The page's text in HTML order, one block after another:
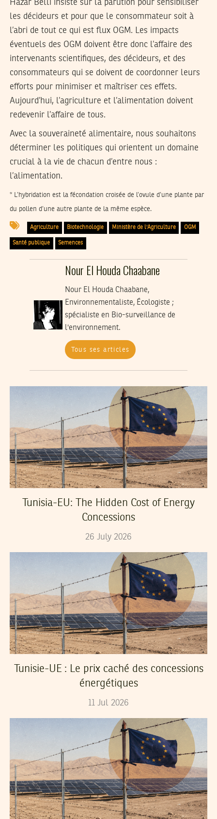
Hazar Belli insiste sur la parution pour sensibiliser
les décideurs et pour que le consommateur soit à
l’abri de tout ce qui est flux OGM. Les impacts
éventuels des OGM doivent être donc l’affaire des
intervenants scientifiques, des décideurs, et des
consommateurs qui se doivent de coordonner leurs
efforts pour minimiser et maîtriser ces effets.
Aujourd’hui, l’agriculture et l’alimentation doivent
redevenir l’affaire de tous.
Avec la souveraineté alimentaire, nous souhaitons
déterminer les politiques qui orientent un domaine
crucial à la vie de chacun d’entre nous :
l’alimentation.
* L’hybridation est la fécondation croisée de l’ovule d’une plante par
du pollen d’une autre plante de la même espèce.
Agriculture Biotechnologie Ministère de l'Agriculture OGM
Santé publique Semences
Nour El Houda Chaabane
Nour El Houda Chaabane,
Environnementaliste, Écologiste ;
spécialiste en Bio-surveillance de
l'environnement.
Tous ses articles
Tunisia-EU: The Hidden Cost of Energy
Concessions
26 July 2026
Tunisie-UE : Le prix caché des concessions
énergétiques
11 Jul 2026